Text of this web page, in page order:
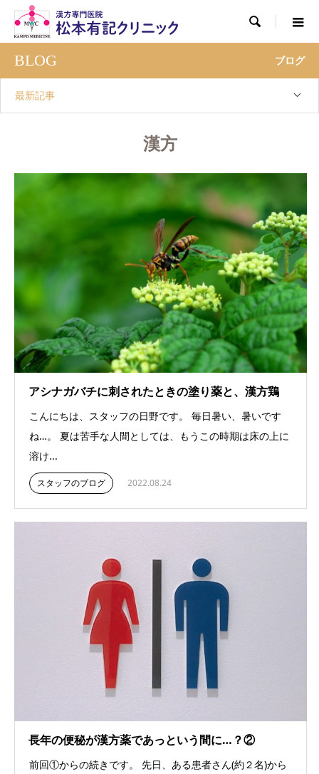

BLOG ブログ
最新記事
漢方
アシナガバチに刺されたときの塗り薬と、漢方鶏
こんにちは、スタッフの日野です。 毎日暑い、暑いです
ね…。 夏は苦手な人間としては、もうこの時期は床の上に
溶け...
スタッフのブログ 2022.08.24
長年の便秘が漢方薬であっという間に…？②
前回①からの続きです。 先日、ある患者さん(約２名)から